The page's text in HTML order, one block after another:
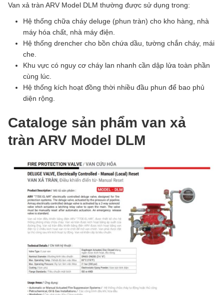
Van xả tràn ARV Model DLM thường được sử dụng trong:
Hệ thống chữa cháy deluge (phun tràn) cho kho hàng, nhà
máy hóa chất, nhà máy điện.
Hệ thống drencher cho bồn chứa dầu, tường chắn cháy, mái
che.
Khu vực có nguy cơ cháy lan nhanh cần dập lửa toàn phần
cùng lúc.
Hệ thống kích hoạt đồng thời nhiều đầu phun để bao phủ
diện rộng.
Cataloge sản phẩm van xả
tràn ARV Model DLM